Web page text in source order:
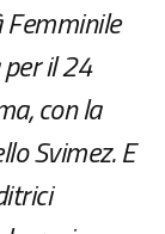
il 24
con la
Svimez. E